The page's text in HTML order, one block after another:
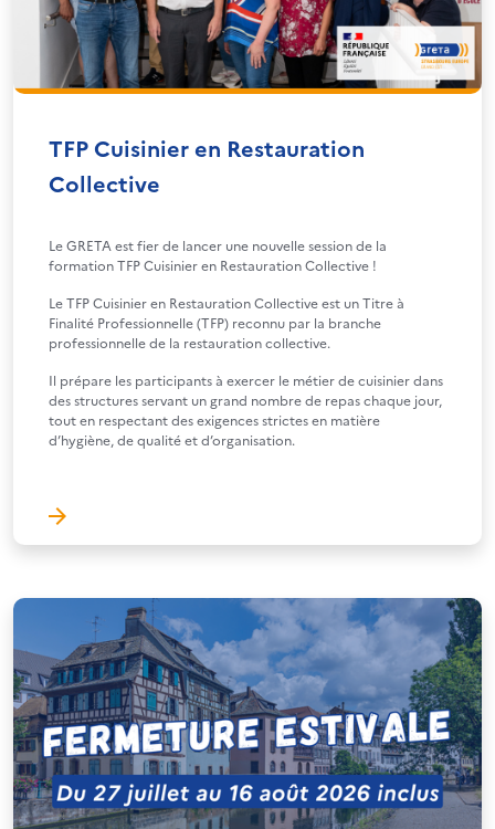
TFP Cuisinier en Restauration
Collective
Le GRETA est fier de lancer une nouvelle session de la
formation TFP Cuisinier en Restauration Collective !
Le TFP Cuisinier en Restauration Collective est un Titre à
Finalité Professionnelle (TFP) reconnu par la branche
professionnelle de la restauration collective.
Il prépare les participants à exercer le métier de cuisinier dans
des structures servant un grand nombre de repas chaque jour,
tout en respectant des exigences strictes en matière
d’hygiène, de qualité et d’organisation.